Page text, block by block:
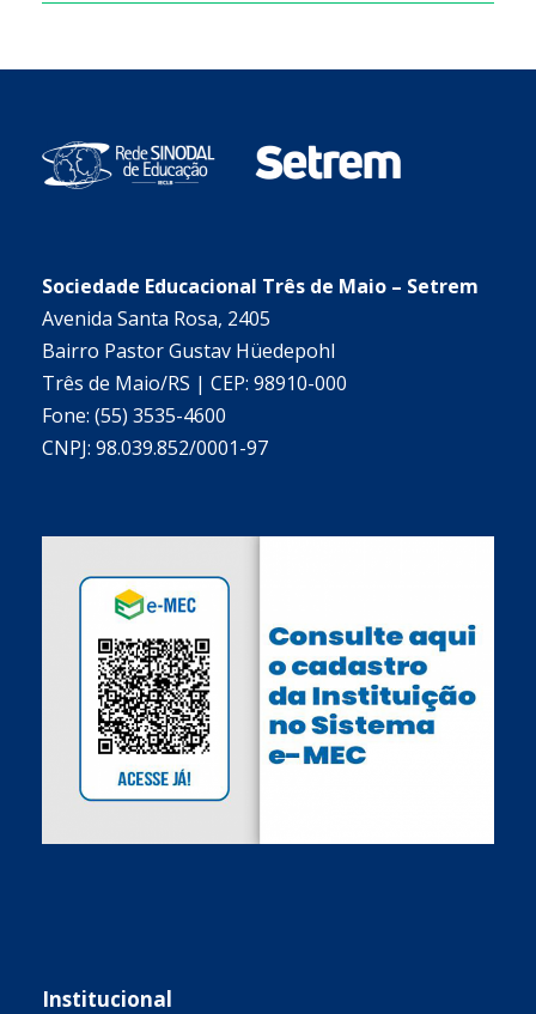
Sociedade Educacional Três de Maio – Setrem
Avenida Santa Rosa, 2405
Bairro Pastor Gustav Hüedepohl
Três de Maio/RS | CEP: 98910-000
Fone: (55) 3535-4600
CNPJ: 98.039.852/0001-97
Institucional